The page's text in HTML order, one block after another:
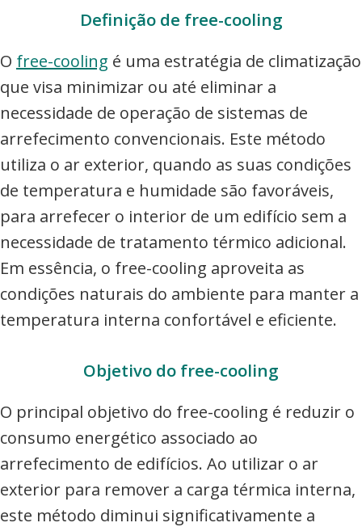
Definição de free-cooling
O free-cooling é uma estratégia de climatização
que visa minimizar ou até eliminar a
necessidade de operação de sistemas de
arrefecimento convencionais. Este método
utiliza o ar exterior, quando as suas condições
de temperatura e humidade são favoráveis,
para arrefecer o interior de um edifício sem a
necessidade de tratamento térmico adicional.
Em essência, o free-cooling aproveita as
condições naturais do ambiente para manter a
temperatura interna confortável e eficiente.
Objetivo do free-cooling
O principal objetivo do free-cooling é reduzir o
consumo energético associado ao
arrefecimento de edifícios. Ao utilizar o ar
exterior para remover a carga térmica interna,
este método diminui significativamente a